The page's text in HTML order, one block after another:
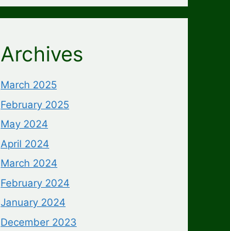
Archives
March 2025
February 2025
May 2024
April 2024
March 2024
February 2024
January 2024
December 2023